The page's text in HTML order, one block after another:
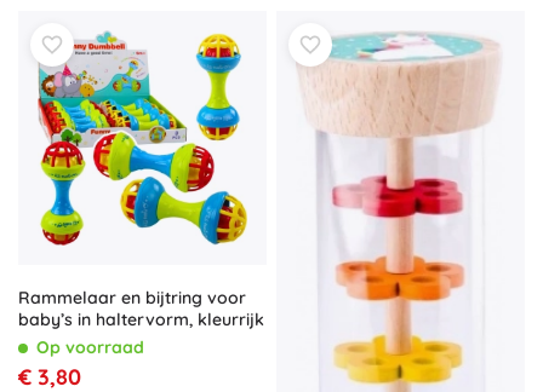
Rammelaar en bijtring voor
baby’s in haltervorm, kleurrijk
Op voorraad
€ 3,80